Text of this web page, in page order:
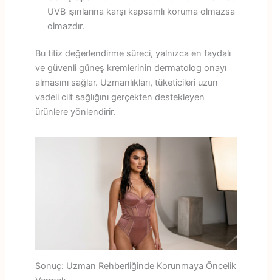
UVB ışınlarına karşı kapsamlı koruma olmazsa
olmazdır.
Bu titiz değerlendirme süreci, yalnızca en faydalı
ve güvenli güneş kremlerinin dermatolog onayı
almasını sağlar. Uzmanlıkları, tüketicileri uzun
vadeli cilt sağlığını gerçekten destekleyen
ürünlere yönlendirir.
Sonuç: Uzman Rehberliğinde Korunmaya Öncelik